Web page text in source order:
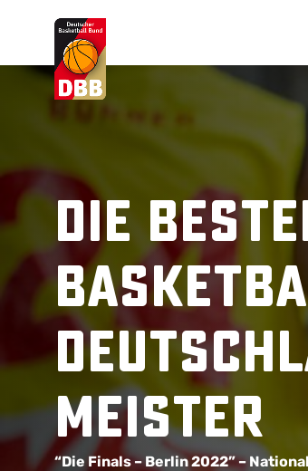
Suchvorschläge
Amet Valputo
Die
Meister
“Die Finals – Berlin 2022” –